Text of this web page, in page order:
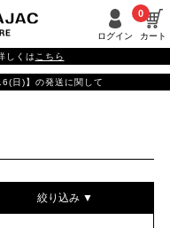
ログイン カート
0
しくは こちら
日)】の発送に関して
絞り込み ▼